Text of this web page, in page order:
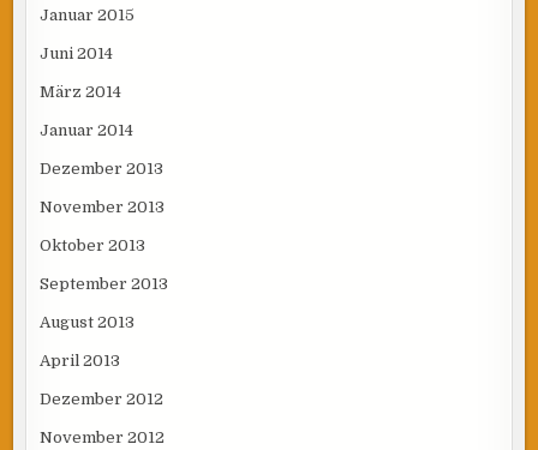
Januar 2015
Juni 2014
März 2014
Januar 2014
Dezember 2013
November 2013
Oktober 2013
September 2013
August 2013
April 2013
Dezember 2012
November 2012